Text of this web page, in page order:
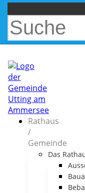
Rathaus
/
Gemeinde
Das